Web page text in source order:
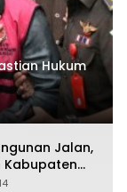
Hukum
Jalan,
Kabupaten